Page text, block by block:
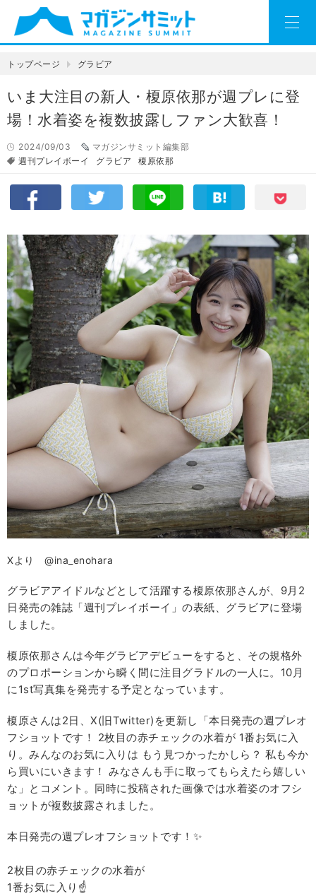
トップページ グラビア
いま大注目の新人・榎原依那が週プレに登
場！水着姿を複数披露しファン大歓喜！
2024/09/03
マガジンサミット編集部
週刊プレイボーイ
グラビア 榎原依那
Xより @ina_enohara
グラビアアイドルなどとして活躍する榎原依那さんが、9月2
日発売の雑誌「週刊プレイボーイ」の表紙、グラビアに登場
しました。
榎原依那さんは今年グラビアデビューをすると、その規格外
のプロポーションから瞬く間に注目グラドルの一人に。10月
に1st写真集を発売する予定となっています。
榎原さんは2日、X(旧Twitter)を更新し「本日発売の週プレオ
フショットです！ 2枚目の赤チェックの水着が 1番お気に入
り。みんなのお気に入りは もう見つかったかしら？ 私も今か
ら買いにいきます！ みなさんも手に取ってもらえたら嬉しい
な」とコメント。同時に投稿された画像では水着姿のオフシ
ョットが複数披露されました。
本日発売の週プレオフショットです！✨
2枚目の赤チェックの水着が
1番お気に入り☝️